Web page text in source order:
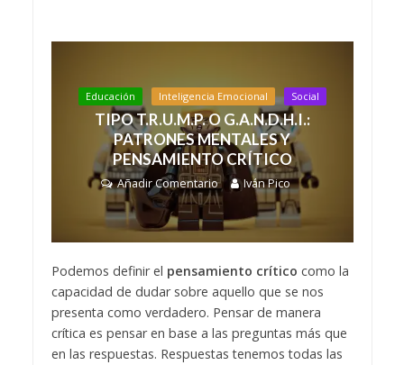
Educación Inteligencia Emocional Social
TIPO T.R.U.M.P. O G.A.N.D.H.I.:
PATRONES MENTALES Y
PENSAMIENTO CRÍTICO
Añadir Comentario Iván Pico
Podemos definir el pensamiento crítico como la
capacidad de dudar sobre aquello que se nos
presenta como verdadero. Pensar de manera
crítica es pensar en base a las preguntas más que
en las respuestas. Respuestas tenemos todas las